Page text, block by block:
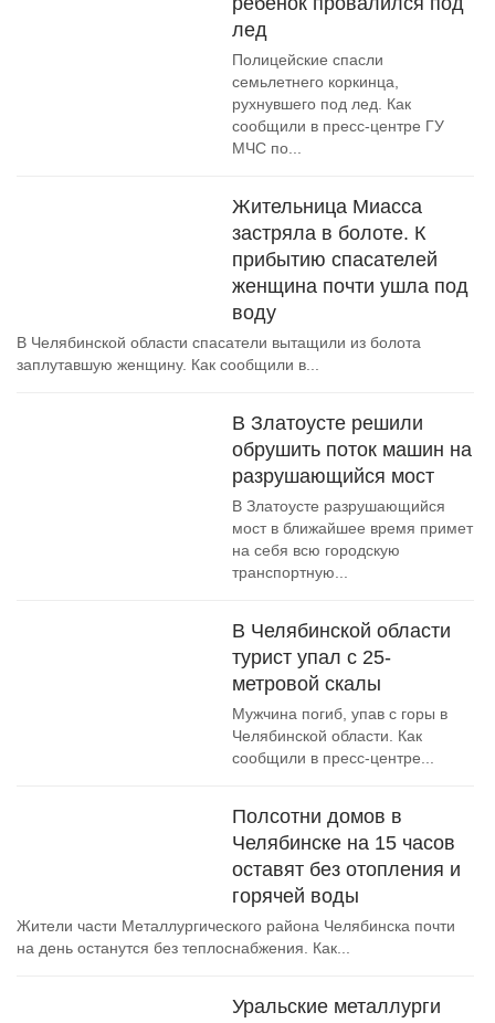
лед
Полицейские спасли
семьлетнего коркинца,
рухнувшего под лед. Как
сообщили в пресс-центре ГУ
МЧС по...
Жительница Миасса
застряла в болоте. К
прибытию спасателей
женщина почти ушла под
воду
В Челябинской области спасатели вытащили из болота
заплутавшую женщину. Как сообщили в...
В Златоусте решили
обрушить поток машин на
разрушающийся мост
В Златоусте разрушающийся
мост в ближайшее время примет
на себя всю городскую
транспортную...
В Челябинской области
турист упал с 25-
метровой скалы
Мужчина погиб, упав с горы в
Челябинской области. Как
сообщили в пресс-центре...
Полсотни домов в
Челябинске на 15 часов
оставят без отопления и
горячей воды
Жители части Металлургического района Челябинска почти
на день останутся без теплоснабжения. Как...
Уральские металлурги